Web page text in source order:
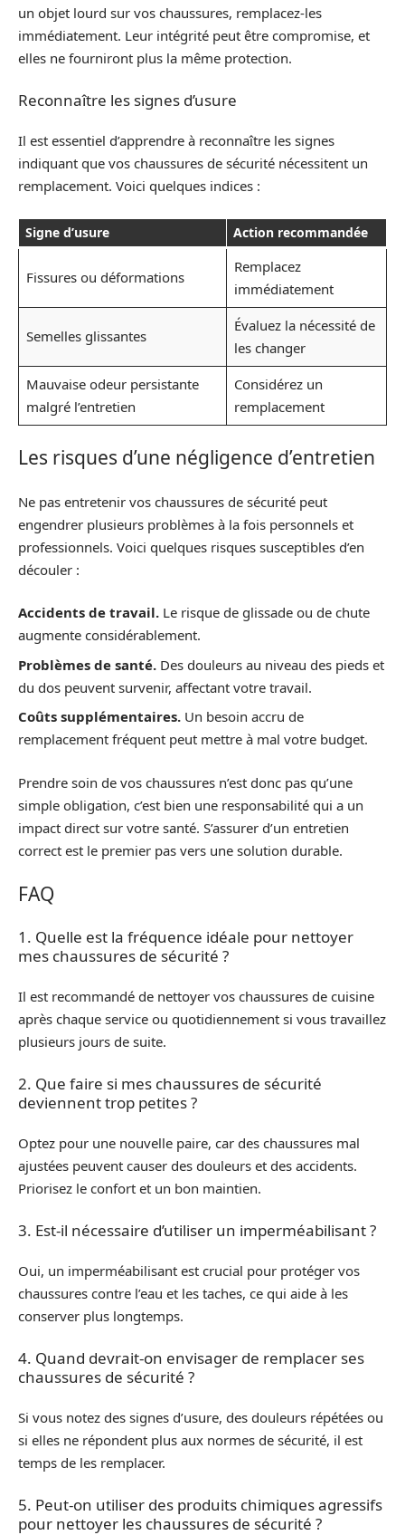
un objet lourd sur vos chaussures, remplacez-les
immédiatement. Leur intégrité peut être compromise, et
elles ne fourniront plus la même protection.
Reconnaître les signes d’usure
Il est essentiel d’apprendre à reconnaître les signes
indiquant que vos chaussures de sécurité nécessitent un
remplacement. Voici quelques indices :
Signe d’usure Action recommandée
Fissures ou déformations
Remplacez
immédiatement
Semelles glissantes
Évaluez la nécessité de
les changer
Mauvaise odeur persistante
malgré l’entretien
Considérez un
remplacement
Les risques d’une négligence d’entretien
Ne pas entretenir vos chaussures de sécurité peut
engendrer plusieurs problèmes à la fois personnels et
professionnels. Voici quelques risques susceptibles d’en
découler :
Accidents de travail. Le risque de glissade ou de chute
augmente considérablement.
Problèmes de santé. Des douleurs au niveau des pieds et
du dos peuvent survenir, affectant votre travail.
Coûts supplémentaires. Un besoin accru de
remplacement fréquent peut mettre à mal votre budget.
Prendre soin de vos chaussures n’est donc pas qu’une
simple obligation, c’est bien une responsabilité qui a un
impact direct sur votre santé. S’assurer d’un entretien
correct est le premier pas vers une solution durable.
FAQ
1. Quelle est la fréquence idéale pour nettoyer
mes chaussures de sécurité ?
Il est recommandé de nettoyer vos chaussures de cuisine
après chaque service ou quotidiennement si vous travaillez
plusieurs jours de suite.
2. Que faire si mes chaussures de sécurité
deviennent trop petites ?
Optez pour une nouvelle paire, car des chaussures mal
ajustées peuvent causer des douleurs et des accidents.
Priorisez le confort et un bon maintien.
3. Est-il nécessaire d’utiliser un imperméabilisant ?
Oui, un imperméabilisant est crucial pour protéger vos
chaussures contre l’eau et les taches, ce qui aide à les
conserver plus longtemps.
4. Quand devrait-on envisager de remplacer ses
chaussures de sécurité ?
Si vous notez des signes d’usure, des douleurs répétées ou
si elles ne répondent plus aux normes de sécurité, il est
temps de les remplacer.
5. Peut-on utiliser des produits chimiques agressifs
pour nettoyer les chaussures de sécurité ?